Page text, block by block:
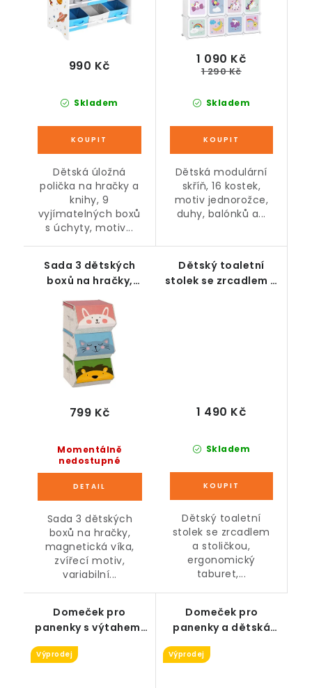
Skladem
990 Kč
Dětská úložná
polička na hračky a
knihy, 9
vyjímatelných boxů
s úchyty, motiv...
Skladem
1 090 Kč
1 290 Kč
Dětská modulární
skříň, 16 kostek,
motiv jednorožce,
duhy, balónků a...
Sada 3 dětských
boxů na hračky,
zvířecí motiv
Momentálně
nedostupné
799 Kč
Sada 3 dětských
boxů na hračky,
magnetická víka,
zvířecí motiv,
variabilní...
Dětský toaletní
stolek se zrcadlem a
Skladem
1 490 Kč
Dětský toaletní
stolek se zrcadlem
a stoličkou,
ergonomický
taburet,...
Domeček pro
panenky s výtahem,
dřevěný
Výprodej
Domeček pro
panenky a dětská
kuchyňka 2v1
Výprodej